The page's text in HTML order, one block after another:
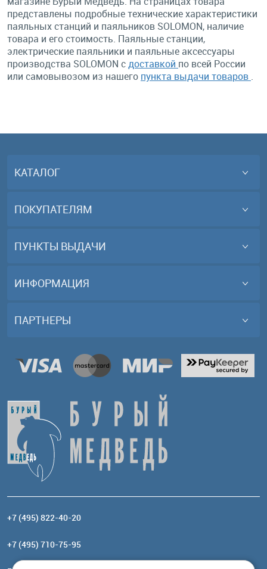
представлены подробные технические характеристики
паяльных станций и паяльников SOLOMON, наличие
товара и его стоимость. Паяльные станции,
электрические паяльники и паяльные аксессуары
производства SOLOMON сдоставкой по всей России
или самовывозом из нашего пункта выдачи товаров .
КАТАЛОГ
ПОКУПАТЕЛЯМ
ПУНКТЫ ВЫДАЧИ
ИНФОРМАЦИЯ
ПАРТНЕРЫ
+7 (495) 822-40-20
+7 (495) 710-75-95